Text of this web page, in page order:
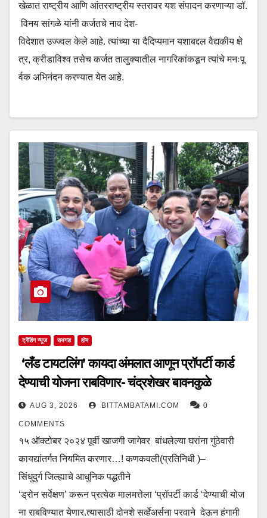
खेळात राष्ट्रीय आणि आंतरराष्ट्रीय स्तरावर यश संपादन करणाऱ्या डॉ.
विनय सांगळे यांनी कर्जतचे नाव देश-
विदेशात उज्ज्वल केले आहे. त्यांच्या या दैदिप्यमान यशाबद्दल वैद्यकीय क्षे
त्र, क्रीडाविश्व तसेच कर्जत तालुक्यातील नागरिकांकडून त्यांचे मनःपू
र्वक अभिनंदन करण्यात येत आहे.
ट्रेंडिंग न्यूज रायगड होम
‘लँड टायटलिंग’ कायदा अंमलात आणून प्रॉपर्टी कार्ड
देण्याची योजना राबविणार- चंद्रशेखर बावनकुळे
AUG 3, 2026 BITTAMBATAMI.COM 0
COMMENTS
१५ ऑक्टोबर २०२४ पूर्वी खाजगी जागेवर बांधलेल्या घरांना गुंठेवारी
कायद्यांतर्गत नियमित करणार…! कणकवली(प्रतिनिधी )–
सिंधुदुर्ग जिल्ह्याचे आधुनिक पद्धतीने
‘ड्रोन सर्वेक्षण’ करून प्रत्येक मालमत्तेला ‘प्रॉपर्टी कार्ड ‘देण्याची योज
ना राबविण्यात येणार.त्यासाठी दोनशे सर्व्हेअर्सना परवाने देऊन हंगामी